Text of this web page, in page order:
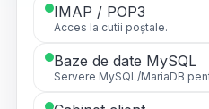
IMAP / POP3
Acces la cutii poștale.
Baze de date MySQL
Servere MySQL/MariaDB